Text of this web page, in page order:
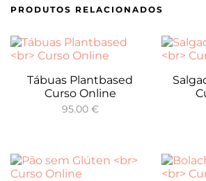
PRODUTOS RELACIONADOS
Tábuas Plantbased
Curso Online
95.00 €